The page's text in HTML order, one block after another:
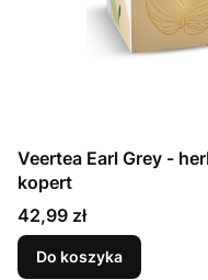
Veertea Earl Grey -
kopert
Cena
42,99 zł
Do koszyka